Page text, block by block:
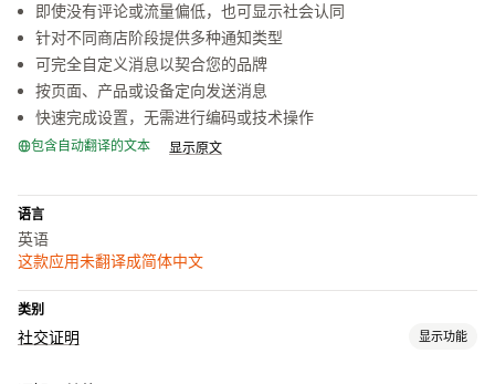
即使没有评论或流量偏低，也可显示社会认同
针对不同商店阶段提供多种通知类型
可完全自定义消息以契合您的品牌
按页面、产品或设备定向发送消息
快速完成设置，无需进行编码或技术操作
包含自动翻译的文本 显示原文
语言
英语
这款应用未翻译成简体中文
类别
社交证明 显示功能